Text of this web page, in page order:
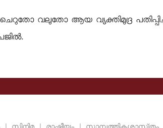
വലുതോ ആയ വ്യക്തിമുദ്ര പതിപ്പിച്ച